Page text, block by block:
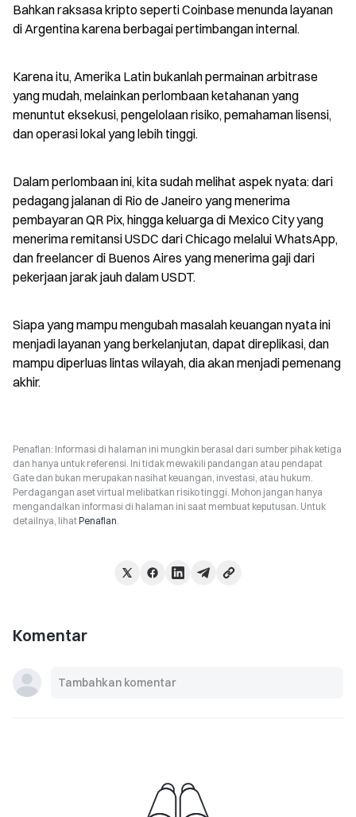
Bahkan raksasa kripto seperti Coinbase menunda layanan
di Argentina karena berbagai pertimbangan internal.
Karena itu, Amerika Latin bukanlah permainan arbitrase
yang mudah, melainkan perlombaan ketahanan yang
menuntut eksekusi, pengelolaan risiko, pemahaman lisensi,
dan operasi lokal yang lebih tinggi.
Dalam perlombaan ini, kita sudah melihat aspek nyata: dari
pedagang jalanan di Rio de Janeiro yang menerima
pembayaran QR Pix, hingga keluarga di Mexico City yang
menerima remitansi USDC dari Chicago melalui WhatsApp,
dan freelancer di Buenos Aires yang menerima gaji dari
pekerjaan jarak jauh dalam USDT.
Siapa yang mampu mengubah masalah keuangan nyata ini
menjadi layanan yang berkelanjutan, dapat direplikasi, dan
mampu diperluas lintas wilayah, dia akan menjadi pemenang
akhir.
Penafian: Informasi di halaman ini mungkin berasal dari sumber pihak ketiga
dan hanya untuk referensi. Ini tidak mewakili pandangan atau pendapat
Gate dan bukan merupakan nasihat keuangan, investasi, atau hukum.
Perdagangan aset virtual melibatkan risiko tinggi. Mohon jangan hanya
mengandalkan informasi di halaman ini saat membuat keputusan. Untuk
detailnya, lihatPenafian.
Komentar